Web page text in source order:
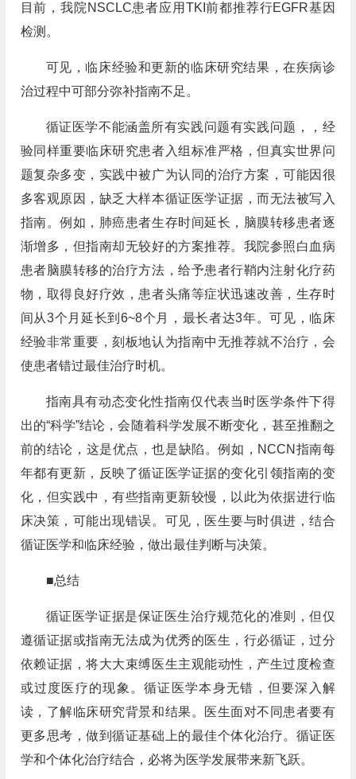
目前，我院NSCLC患者应用TKI前都推荐行EGFR基因
检测。
可见，临床经验和更新的临床研究结果，在疾病诊
治过程中可部分弥补指南不足。
循证医学不能涵盖所有实践问题有实践问题，，经
验同样重要临床研究患者入组标准严格，但真实世界问
题复杂多变，实践中被广为认同的治疗方案，可能因很
多客观原因，缺乏大样本循证医学证据，而无法被写入
指南。例如，肺癌患者生存时间延长，脑膜转移患者逐
渐增多，但指南却无较好的方案推荐。我院参照白血病
患者脑膜转移的治疗方法，给予患者行鞘内注射化疗药
物，取得良好疗效，患者头痛等症状迅速改善，生存时
间从3个月延长到6~8个月，最长者达3年。可见，临床
经验非常重要，刻板地认为指南中无推荐就不治疗，会
使患者错过最佳治疗时机。
指南具有动态变化性指南仅代表当时医学条件下得
出的“科学”结论，会随着科学发展不断变化，甚至推翻之
前的结论，这是优点，也是缺陷。例如，NCCN指南每
年都有更新，反映了循证医学证据的变化引领指南的变
化，但实践中，有些指南更新较慢，以此为依据进行临
床决策，可能出现错误。可见，医生要与时俱进，结合
循证医学和临床经验，做出最佳判断与决策。
■总结
循证医学证据是保证医生治疗规范化的准则，但仅
遵循证据或指南无法成为优秀的医生，行必循证，过分
依赖证据，将大大束缚医生主观能动性，产生过度检查
或过度医疗的现象。循证医学本身无错，但要深入解
读，了解临床研究背景和结果。医生面对不同患者要有
更多思考，做到循证基础上的最佳个体化治疗。循证医
学和个体化治疗结合，必将为医学发展带来新飞跃。